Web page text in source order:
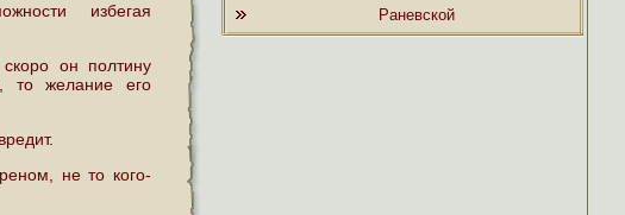
избегая
он полтину
то желание его
не то кого-
Раневской